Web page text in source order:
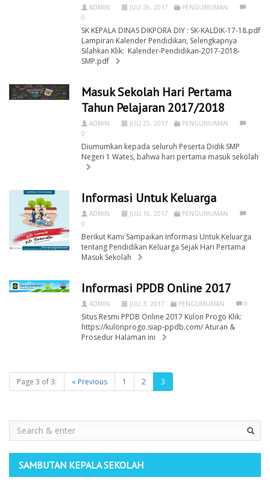
ADMIN JULI 26, 2017
PENGUMUMAN
0
SK KEPALA DINAS DIKPORA DIY : SK-KALDIK-17-18.pdf
Lampiran Kalender Pendidikan, Selengkapnya
Silahkan Klik: Kalender-Pendidikan-2017-2018-
SMP.pdf
Masuk Sekolah Hari Pertama
Tahun Pelajaran 2017/2018
ADMIN JULI 25, 2017
PENGUMUMAN
0
Diumumkan kepada seluruh Peserta Didik SMP
Negeri 1 Wates, bahwa hari pertama masuk sekolah
Informasi Untuk Keluarga
ADMIN JULI 16, 2017
PENGUMUMAN
0
Berikut Kami Sampaikan Informasi Untuk Keluarga
tentang Pendidikan Keluarga Sejak Hari Pertama
Masuk Sekolah
Informasi PPDB Online 2017
ADMIN JULI 3, 2017 PENGUMUMAN 0
Situs Resmi PPDB Online 2017 Kulon Progo Klik:
https://kulonprogo.siap-ppdb.com/ Aturan &
Prosedur Halaman ini
Page 3 of 3: « Previous 1 2 3
SAMBUTAN KEPALA SEKOLAH